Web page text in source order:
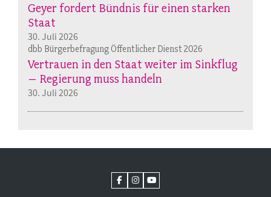
Geyer fordert Bündnis für einen starken
Staat
30. Juli 2026
dbb Bürgerbefragung Öffentlicher Dienst 2026
Vertrauen in den Staat weiter im Sinkflug
– Regierung muss handeln
30. Juli 2026